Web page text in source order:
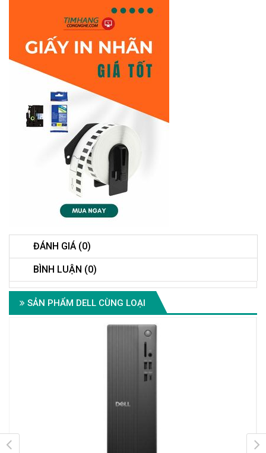
ĐÁNH GIÁ (0)
BÌNH LUẬN (0)
SẢN PHẨM DELL CÙNG LOẠI